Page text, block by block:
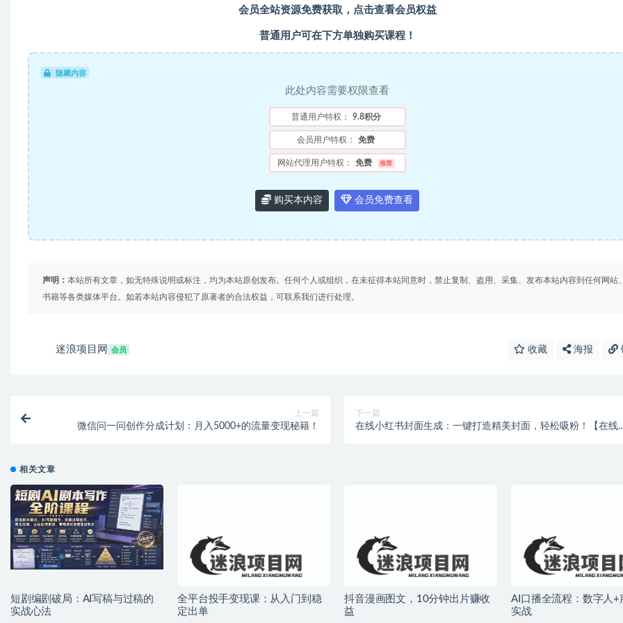
会员全站资源免费获取，点击查看会员权益
普通用户可在下方单独购买课程！
隐藏内容
此处内容需要权限查看
普通用户特权： 9.8积分
会员用户特权： 免费
网站代理用户特权： 免费 推荐
购买本内容 会员免费查看
声明： 本站所有文章，如无特殊说明或标注，均为本站原创发布。任何个人或组织，在未征得本站同意时，禁止复制、盗用、采集、发布本站内容到任何网站
书籍等各类媒体平台。如若本站内容侵犯了原著者的合法权益，可联系我们进行处理。
迷浪项目网 会员 收藏 海报
上一篇
微信问一问创作分成计划：月入5000+的流量变现秘籍！
下一篇
在线小红书封面生成：一键打造精美封面，轻松吸粉！【在线
相关文章
短剧编剧破局：AI写稿与过稿的
实战心法
全平台投手变现课：从入门到稳
定出单
抖音漫画图文，10分钟出片赚收
益
AI口播全流程：数字人+
实战